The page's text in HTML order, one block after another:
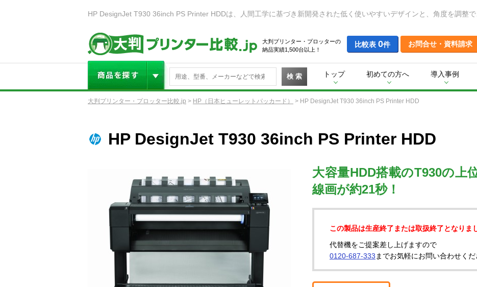
大判プリンター・プロッターの
納品実績1,500台以上！
比較表 0件 お問合せ・資料請求
検 索 トップ 初めての方へ 導入事例
大判プリンター・プロッター比較.jp > HP（日本ヒューレットパッカード） > HP DesignJet T930 36inch PS Printer HDD
HP DesignJet T930 36inch PS Printer HDD
大容量HDD搭載のT930の上
線画が約21秒！
この製品は生産終了または取扱終了となりま
代替機をご提案差し上げますので
0120-687-333 までお気軽にお問い合わせくだ